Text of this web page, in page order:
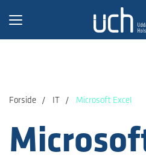
Toggle
Forside IT Microsoft Excel